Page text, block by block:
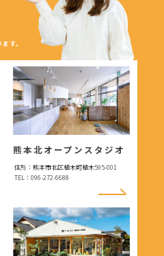
す。
熊本北オープンスタジオ
住所：熊本市北区植木町植木595-001
TEL：096-272-6688